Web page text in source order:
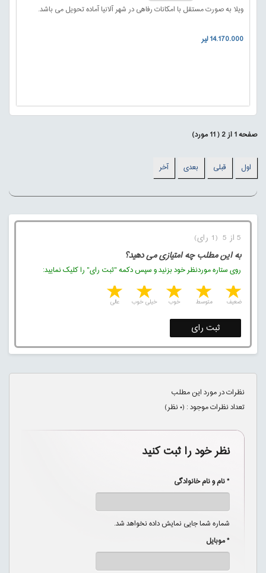
ویلا به صورت مستقل با امکانات رفاهی در شهر آلانیا آماده تحویل می باشد.
14.170.000 لیر
صفحه1از2
(
11مورد)
اول قبلی بعدی آخر
5 از 5 (1 رای)
به این مطلب چه امتیازی می دهید؟
روی ستاره موردنظر خود بزنید و سپس دکمه "ثبت رای" را کلیک نمایید:
4 stars 3 stars 2 stars 1 star عالی خیلی خوب خوب متوسط ضعیف
ثبت رای
نظرات در مورد این مطلب
تعداد نظرات موجود : (۰نظر)
نظر خود را ثبت کنید
* نام و نام خانوادگی
شماره شما جایی نمایش داده نخواهد شد.
* موبایل